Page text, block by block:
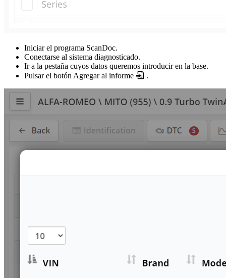
Iniciar el programa ScanDoc.
Conectarse al sistema diagnosticado.
Ir a la pestaña cuyos datos queremos introducir en la base.
Pulsar el botón Agregar al informe
.